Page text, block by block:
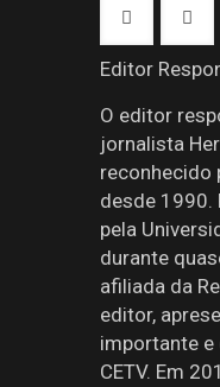
Editor
O editor
jornalista
reconhecido
desde 1990.
pela
durante
afiliada da
editor,
importante e
CETV. Em